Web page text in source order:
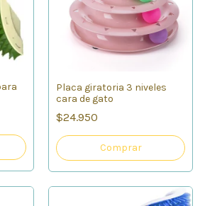
Placa giratoria 3 niveles
cara de gato
$24.950
Comprar